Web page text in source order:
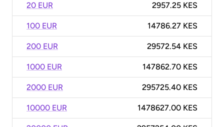
20 EUR 2957.25 KES
100 EUR 14786.27 KES
200 EUR 29572.54 KES
1000 EUR 147862.70 KES
2000 EUR 295725.40 KES
10000 EUR 1478627.00 KES